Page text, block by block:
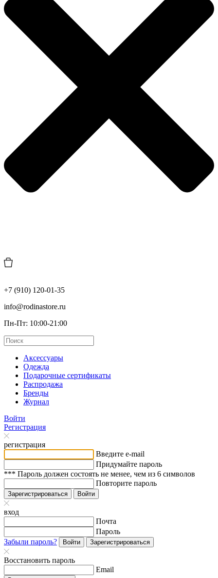
+7 (910) 120-01-35
info@rodinastore.ru
Пн-Пт: 10:00-21:00
Аксессуары
Одежда
Подарочные сертификаты
Распродажа
Бренды
Журнал
Войти
Регистрация
регистрация
Введите e-mail
Придумайте пароль
*** Пароль должен состоять не менее, чем из 6 символов
Повторите пароль
Зарегистрироваться Войти
вход
Почта
Пароль
Забыли пароль?
Войти Зарегистрироваться
Восстановить пароль
Email